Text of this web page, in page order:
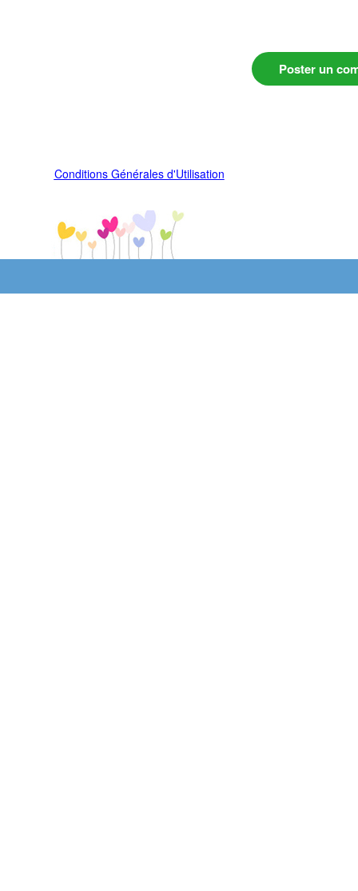
Poster un
Conditions Générales d'Utilisation